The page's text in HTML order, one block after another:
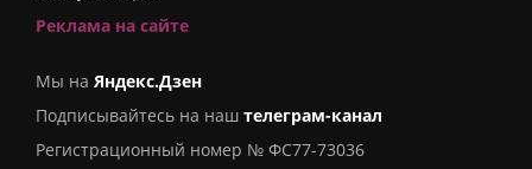
Реклама на сайте
Мы на Яндекс.Дзен
Подписывайтесь на наш телеграм-канал
Регистрационный номер № ФС77-73036